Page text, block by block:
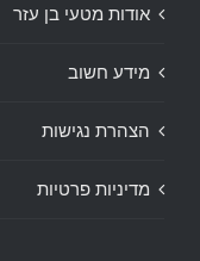
אודות מטעי בן עזר
מידע חשוב
הצהרת נגישות
מדיניות פרטיות